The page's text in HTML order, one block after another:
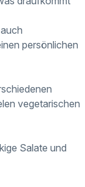
persönlichen
vegetarischen
Salate und